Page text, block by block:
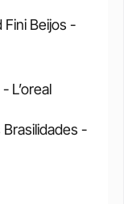
Fini Beijos -
L’oreal
Brasilidades -